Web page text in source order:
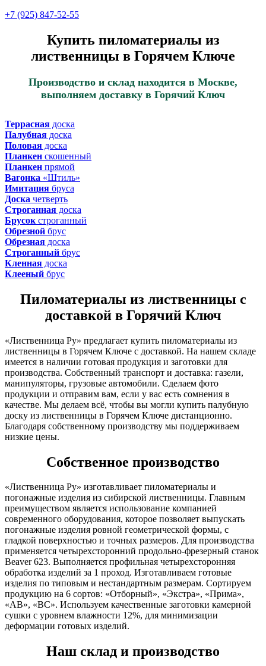
+7 (925) 847-52-55
Купить пиломатериалы из
лиственницы в Горячем Ключе
Производство и склад находится в Москве,
выполняем доставку в Горячий Ключ
Террасная доска
Палубная доска
Половая доска
Планкен скошенный
Планкен прямой
Вагонка «Штиль»
Имитация бруса
Доска четверть
Строганная доска
Брусок строганный
Обрезной брус
Обрезная доска
Строганный брус
Кленная доска
Клееный брус
Пиломатериалы из лиственницы с
доставкой в Горячий Ключ
«Лиственница Ру» предлагает купить пиломатериалы из
лиственницы в Горячем Ключе с доставкой. На нашем складе
имеется в наличии готовая продукция и заготовки для
производства. Собственный транспорт и доставка: газели,
манипуляторы, грузовые автомобили. Сделаем фото
продукции и отправим вам, если у вас есть сомнения в
качестве. Мы делаем всё, чтобы вы могли купить палубную
доску из лиственницы в Горячем Ключе дистанционно.
Благодаря собственному производству мы поддерживаем
низкие цены.
Собственное производство
«Лиственница Ру» изготавливает пиломатериалы и
погонажные изделия из сибирской лиственницы. Главным
преимуществом является использование компанией
современного оборудования, которое позволяет выпускать
погонажные изделия ровной геометрической формы, с
гладкой поверхностью и точных размеров. Для производства
применяется четырехсторонний продольно-фрезерный станок
Beaver 623. Выполняется профильная четырехсторонняя
обработка изделий за 1 проход. Изготавливаем готовые
изделия по типовым и нестандартным размерам. Сортируем
продукцию на 6 сортов: «Отборный», «Экстра», «Прима»,
«АВ», «ВС». Используем качественные заготовки камерной
сушки с уровнем влажности 12%, для минимизации
деформации готовых изделий.
Наш склад и производство